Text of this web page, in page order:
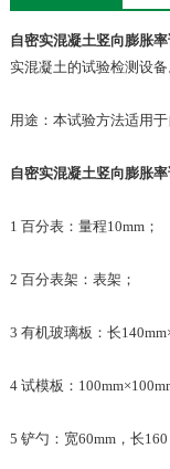
自密实混凝土竖向膨胀
实混凝土的试验检测设
用途：本试验方法适用
自密实混凝土竖向膨胀
1 百分表：量程10mm；
2 百分表架：表架；
3 有机玻璃板：长
4 试模板：
5 铲勺：宽60mm，长160